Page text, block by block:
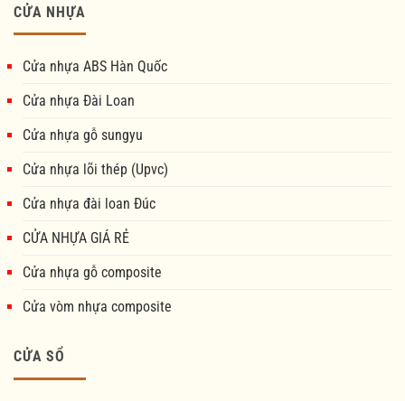
CỬA NHỰA
Cửa nhựa ABS Hàn Quốc
Cửa nhựa Đài Loan
Cửa nhựa gỗ sungyu
Cửa nhựa lõi thép (Upvc)
Cửa nhựa đài loan Đúc
CỬA NHỰA GIÁ RẺ
Cửa nhựa gỗ composite
Cửa vòm nhựa composite
CỬA SỔ